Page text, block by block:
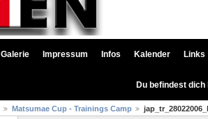
Galerie Impressum Infos Kalender Links
Du befindest
Matsumae Cup - Trainings Camp